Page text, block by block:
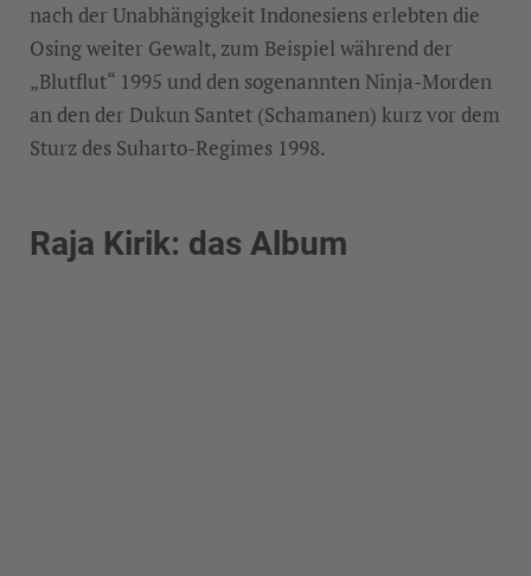
nach der Unabhängigkeit Indonesiens erlebten die
Osing weiter Gewalt, zum Beispiel während der
„Blutflut“ 1995 und den sogenannten Ninja-Morden
an den der Dukun Santet (Schamanen) kurz vor dem
Sturz des Suharto-Regimes 1998.
Raja Kirik: das Album